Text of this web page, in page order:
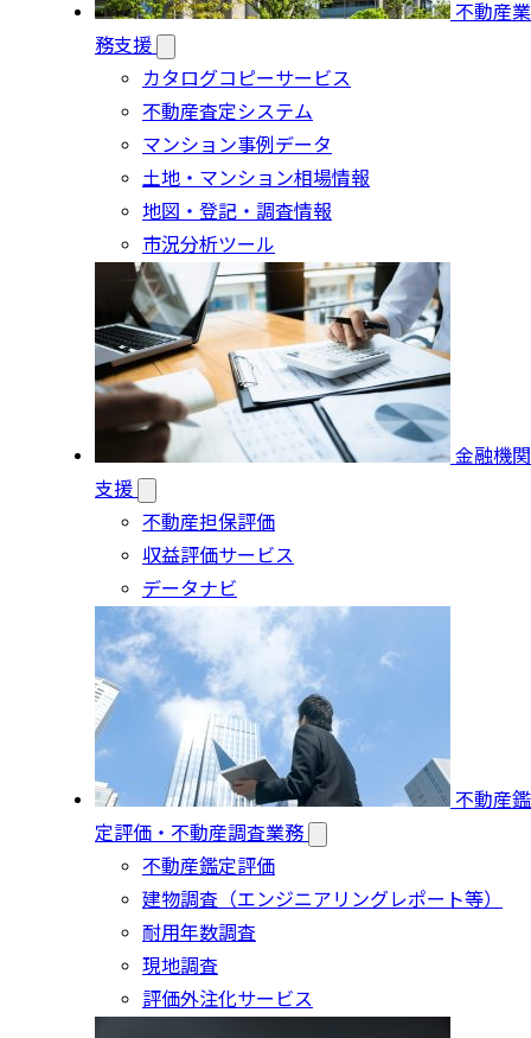
不動産業
務支援
カタログコピーサービス
不動産査定システム
マンション事例データ
土地・マンション相場情報
地図・登記・調査情報
市況分析ツール
金融機関
支援
不動産担保評価
収益評価サービス
データナビ
不動産鑑
定評価・不動産調査業務
不動産鑑定評価
建物調査（エンジニアリングレポート等）
耐用年数調査
現地調査
評価外注化サービス